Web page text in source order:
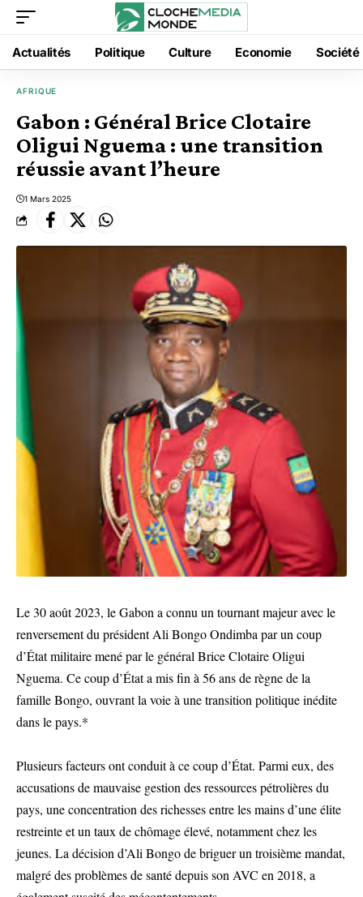
Actualités Politique Culture Economie Société
AFRIQUE
Gabon : Général Brice Clotaire
Oligui Nguema : une transition
réussie avant l’heure
1 Mars 2025
Le 30 août 2023, le Gabon a connu un tournant majeur avec le
renversement du président Ali Bongo Ondimba par un coup
d’État militaire mené par le général Brice Clotaire Oligui
Nguema. Ce coup d’État a mis fin à 56 ans de règne de la
famille Bongo, ouvrant la voie à une transition politique inédite
dans le pays.*
Plusieurs facteurs ont conduit à ce coup d’État. Parmi eux, des
accusations de mauvaise gestion des ressources pétrolières du
pays, une concentration des richesses entre les mains d’une élite
restreinte et un taux de chômage élevé, notamment chez les
jeunes. La décision d’Ali Bongo de briguer un troisième mandat,
malgré des problèmes de santé depuis son AVC en 2018, a